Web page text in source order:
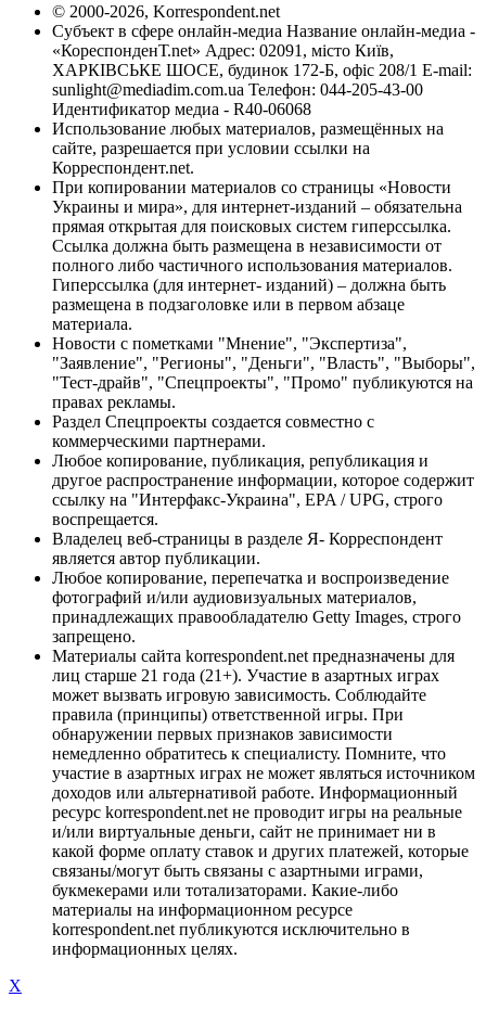
© 2000-2026, Korrespondent.net
Субъект в сфере онлайн-медиа Название онлайн-медиа -
«КореспонденТ.net» Адрес: 02091, місто Київ,
ХАРКІВСЬКЕ ШОСЕ, будинок 172-Б, офіс 208/1 E-mail:
sunlight@mediadim.com.ua Телефон: 044-205-43-00
Идентификатор медиа - R40-06068
Использование любых материалов, размещённых на
сайте, разрешается при условии ссылки на
Корреспондент.net.
При копировании материалов со страницы «Новости
Украины и мира», для интернет-изданий – обязательна
прямая открытая для поисковых систем гиперссылка.
Ссылка должна быть размещена в независимости от
полного либо частичного использования материалов.
Гиперссылка (для интернет- изданий) – должна быть
размещена в подзаголовке или в первом абзаце
материала.
Новости с пометками "Мнение", "Экспертиза",
"Заявление", "Регионы", "Деньги", "Власть", "Выборы",
"Тест-драйв", "Спецпроекты", "Промо" публикуются на
правах рекламы.
Раздел Спецпроекты создается совместно с
коммерческими партнерами.
Любое копирование, публикация, републикация и
другое распространение информации, которое содержит
ссылку на "Интерфакс-Украина", EPA / UPG, строго
воспрещается.
Владелец веб-страницы в разделе Я- Корреспондент
является автор публикации.
Любое копирование, перепечатка и воспроизведение
фотографий и/или аудиовизуальных материалов,
принадлежащих правообладателю Getty Images, строго
запрещено.
Материалы сайта korrespondent.net предназначены для
лиц старше 21 года (21+). Участие в азартных играх
может вызвать игровую зависимость. Соблюдайте
правила (принципы) ответственной игры. При
обнаружении первых признаков зависимости
немедленно обратитесь к специалисту. Помните, что
участие в азартных играх не может являться источником
доходов или альтернативой работе. Информационный
ресурс korrespondent.net не проводит игры на реальные
и/или виртуальные деньги, сайт не принимает ни в
какой форме оплату ставок и других платежей, которые
связаны/могут быть связаны с азартными играми,
букмекерами или тотализаторами. Какие-либо
материалы на информационном ресурсе
korrespondent.net публикуются исключительно в
информационных целях.
X